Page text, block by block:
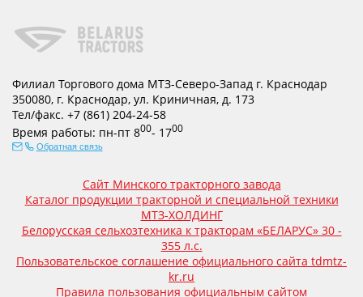
Филиал Торгового дома МТЗ-Северо-Запад г. Краснодар
350080, г. Краснодар, ул. Криничная, д. 173
Тел/факс. +7 (861) 204-24-58
Время работы: пн-пт 800- 1700
Обратная связь
Сайт Минского тракторного завода
Каталог продукции тракторной и специальной техники
МТЗ-ХОЛДИНГ
Белорусская сельхозтехника к тракторам «БЕЛАРУС» 30 -
355 л.с.
Пользовательское соглашение официального сайта tdmtz-
kr.ru
Правила пользования официальным сайтом